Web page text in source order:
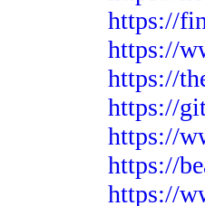
https://
https://
https://
https://
https://
https://
https://